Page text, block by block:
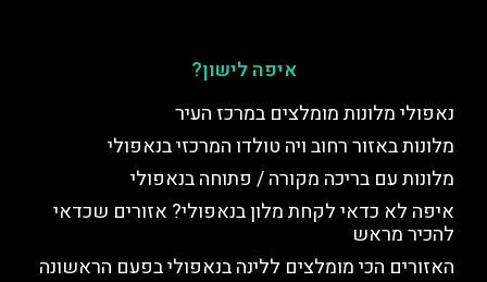
איפה לישון?
נאפולי מלונות מומלצים במרכז העיר
מלונות באזור רחוב ויה טולדו המרכזי בנאפולי
מלונות עם בריכה מקורה / פתוחה בנאפולי
איפה לא כדאי לקחת מלון בנאפולי? אזורים שכדאי
להכיר מראש
האזורים הכי מומלצים ללינה בנאפולי בפעם הראשונה